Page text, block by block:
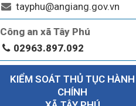
tayphu@angiang.gov.vn
Công an xã Tây Phú
02963.897.092
KIỂM SOÁT THỦ TỤC HÀNH
CHÍNH